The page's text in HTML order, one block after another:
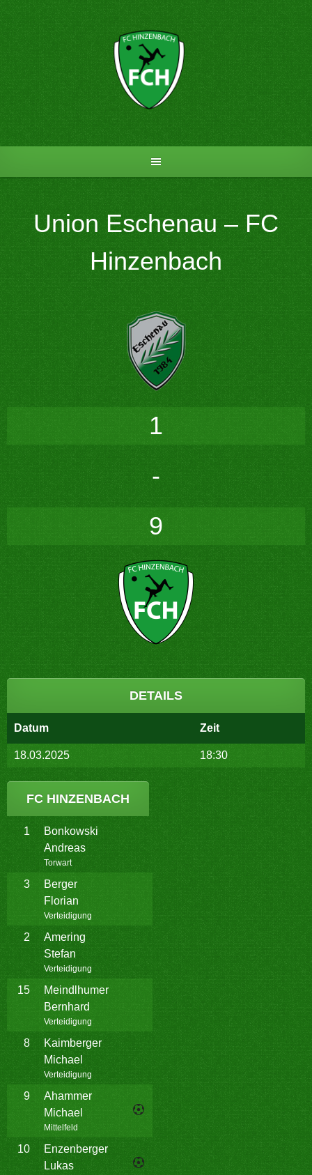
to
Union Eschenau – FC
Hinzenbach
1
-
9
DETAILS
Datum Zeit
18.03.2025 18:30
FC HINZENBACH
1
Bonkowski
Andreas
Torwart
3
Berger
Florian
Verteidigung
2
Amering
Stefan
Verteidigung
15
Meindlhumer
Bernhard
Verteidigung
8
Kaimberger
Michael
Verteidigung
9
Ahammer
Michael
Mittelfeld
10
Enzenberger
Lukas